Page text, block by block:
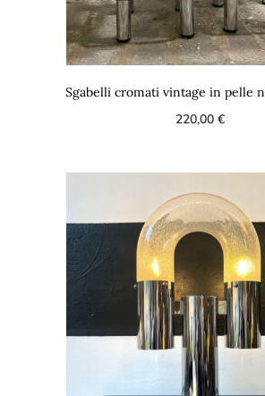
Sgabelli cromati vintage in pelle
220,00€